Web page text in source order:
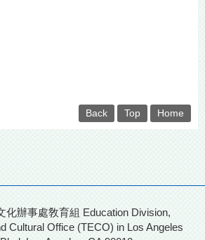
Back Top Home
化辦事處敎育組 Education Division,
Cultural Office (TECO) in Los Angeles